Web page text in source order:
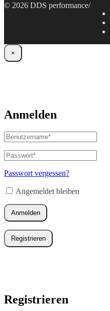
© 2026 DDS performance/
×
Anmelden
Benutzername
oder
E-
Mail-
Adresse*
Passwort*
Erforderlich
Passwort vergessen?
Angemeldet bleiben
Anmelden
Registrieren
Registrieren